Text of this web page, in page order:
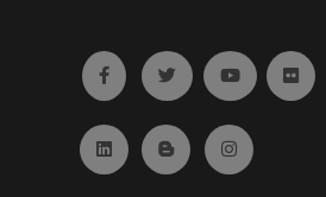
Ir a facebook (abre en
Ir a twitter (abre en
Ir a Ir a
Ir a Linkedin (abre en
Ir al Blog (abre en
Ir a